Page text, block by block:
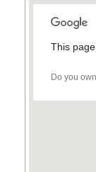
This
Do you